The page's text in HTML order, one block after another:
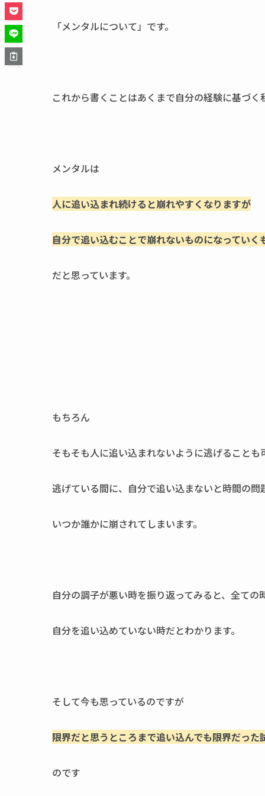
「メンタルについて」です。
これから書くことはあくまで自分の経験に基づく
メンタルは
人に追い込まれ続けると崩れやすくなりますが
自分で追い込むことで崩れないものになっていく
だと思っています。
もちろん
そもそも人に追い込まれないように逃げることも
逃げている間に、自分で追い込まないと時間の問
いつか誰かに崩されてしまいます。
自分の調子が悪い時を振り返ってみると、全ての
自分を追い込めていない時だとわかります。
そして今も思っているのですが
限界だと思うところまで追い込んでも限界だった
のです